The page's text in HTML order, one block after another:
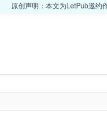
原创声明：本文为LetPub邀约